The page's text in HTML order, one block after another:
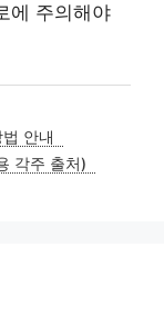
에 주의해야
안내
각주 출처)